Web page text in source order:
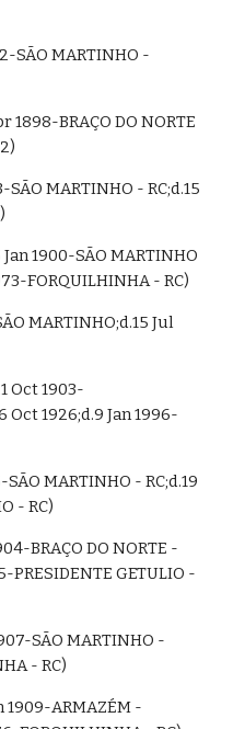
SÃO MARTINHO -
SÃO MARTINHO - RC;d.15
FORQUILHINHA - RC)
MARTINHO;d.15 Jul
Oct 1926;d.9 Jan 1996-
SÃO MARTINHO - RC;d.19
- RC)
PRESIDENTE GETULIO -
SÃO MARTINHO -
- RC)